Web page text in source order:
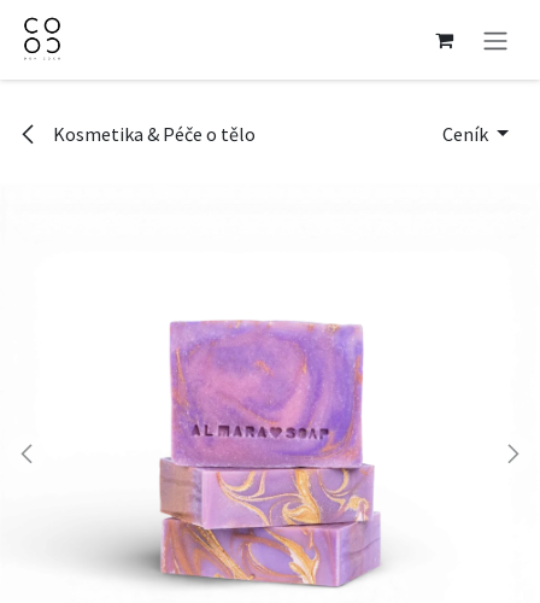
Přejít na obsah
Kosmetika & Péče o tělo Ceník